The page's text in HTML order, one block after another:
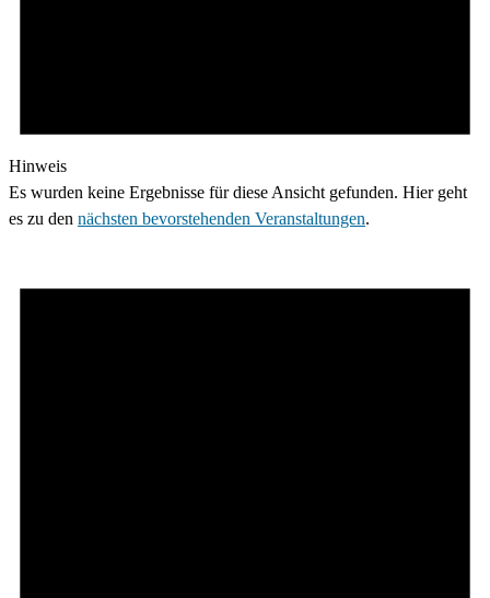
Hinweis
Es wurden keine Ergebnisse für diese Ansicht gefunden. Hier geht
es zu den nächsten bevorstehenden Veranstaltungen.